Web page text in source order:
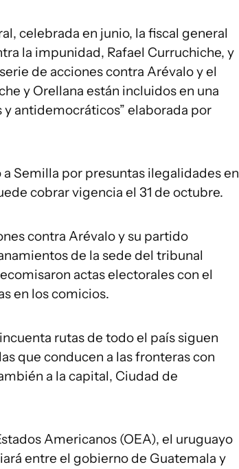
celebrada en junio, la fiscal general
la impunidad, Rafael Curruchiche, y
de acciones contra Arévalo y el
y Orellana están incluidos en una
antidemocráticos” elaborada por
Semilla por presuntas ilegalidades en
cobrar vigencia el 31 de octubre.
contra Arévalo y su partido
de la sede del tribunal
actas electorales con el
en los comicios.
rutas de todo el país siguen
que conducen a las fronteras con
a la capital, Ciudad de
Americanos (OEA), el uruguayo
entre el gobierno de Guatemala y